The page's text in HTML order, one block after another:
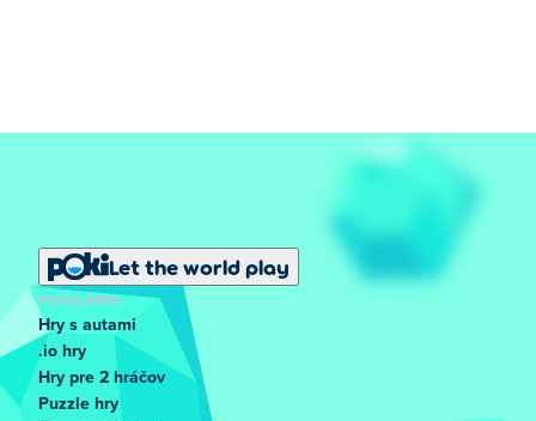
Let the world play
POPULÁRNY
Hry s autami
.io hry
Hry pre 2 hráčov
Puzzle hry